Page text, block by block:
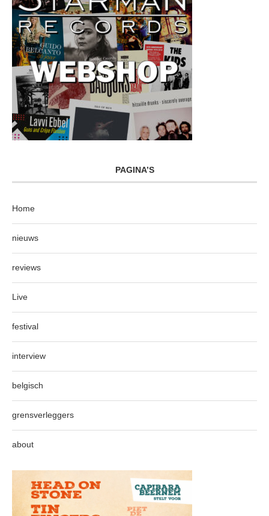
PAGINA’S
Home
nieuws
reviews
Live
festival
interview
belgisch
grensverleggers
about